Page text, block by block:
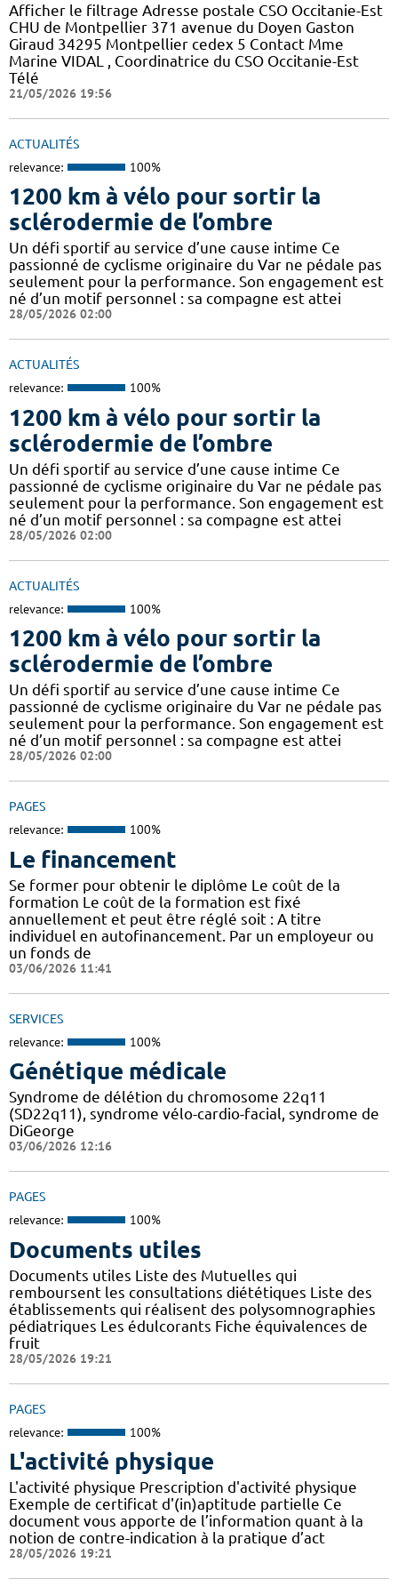
Afficher le filtrage Adresse postale CSO Occitanie-Est
CHU de Montpellier 371 avenue du Doyen Gaston
Giraud 34295 Montpellier cedex 5 Contact Mme
Marine VIDAL , Coordinatrice du CSO Occitanie-Est
Télé
21/05/2026 19:56
ACTUALITÉS
relevance: 100%
1200 km à vélo pour sortir la
sclérodermie de l’ombre
Un défi sportif au service d’une cause intime Ce
passionné de cyclisme originaire du Var ne pédale pas
seulement pour la performance. Son engagement est
né d’un motif personnel : sa compagne est attei
28/05/2026 02:00
ACTUALITÉS
relevance: 100%
1200 km à vélo pour sortir la
sclérodermie de l’ombre
Un défi sportif au service d’une cause intime Ce
passionné de cyclisme originaire du Var ne pédale pas
seulement pour la performance. Son engagement est
né d’un motif personnel : sa compagne est attei
28/05/2026 02:00
ACTUALITÉS
relevance: 100%
1200 km à vélo pour sortir la
sclérodermie de l’ombre
Un défi sportif au service d’une cause intime Ce
passionné de cyclisme originaire du Var ne pédale pas
seulement pour la performance. Son engagement est
né d’un motif personnel : sa compagne est attei
28/05/2026 02:00
PAGES
relevance: 100%
Le financement
Se former pour obtenir le diplôme Le coût de la
formation Le coût de la formation est fixé
annuellement et peut être réglé soit : A titre
individuel en autofinancement. Par un employeur ou
un fonds de
03/06/2026 11:41
SERVICES
relevance: 100%
Génétique médicale
Syndrome de délétion du chromosome 22q11
(SD22q11), syndrome vélo-cardio-facial, syndrome de
DiGeorge
03/06/2026 12:16
PAGES
relevance: 100%
Documents utiles
Documents utiles Liste des Mutuelles qui
remboursent les consultations diététiques Liste des
établissements qui réalisent des polysomnographies
pédiatriques Les édulcorants Fiche équivalences de
fruit
28/05/2026 19:21
PAGES
relevance: 100%
L'activité physique
L'activité physique Prescription d'activité physique
Exemple de certificat d'(in)aptitude partielle Ce
document vous apporte de l’information quant à la
notion de contre-indication à la pratique d’act
28/05/2026 19:21